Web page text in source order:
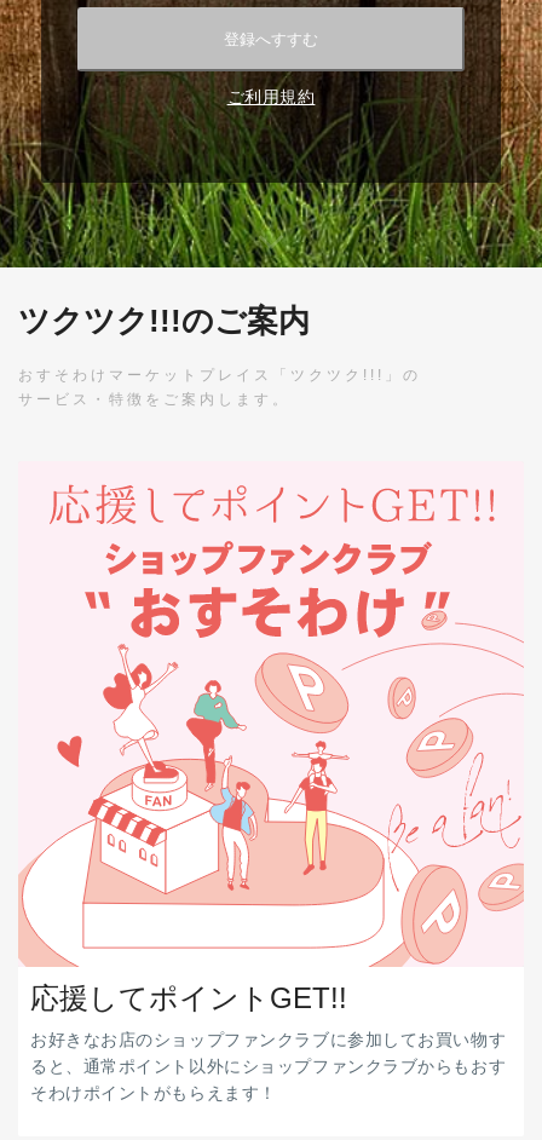
登録へすすむ
ご利用規約
ツクツク!!!のご案内
おすそわけマーケットプレイス「ツクツク!!!」の
サービス・特徴をご案内します。
応援してポイントGET!!
お好きなお店のショップファンクラブに参加してお買い物す
ると、通常ポイント以外にショップファンクラブからもおす
そわけポイントがもらえます！